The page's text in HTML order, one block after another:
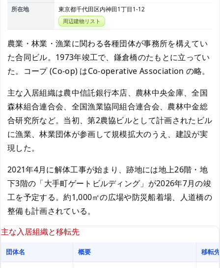
所在地
東京都千代田区内神田1丁目1-12
周辺建物リスト
農業・林業・漁業に関わる各種団体が事務所を構えてい
た合同ビル。1973年竣工で、鎌倉橋のたもとに立ってい
た。コープ (Co-op) はCo-operative Association の略。
主な入居組織は農中信託銀行本店、農林中央金庫、全国
森林組合連合会、全国漁業協同組合連合会、農林中金総
合研究所など。当初、第2農協ビルとして計画されたビル
に漁業、林業団体が参画して規模拡大のうえ、建設が実
現した。
2021年4月に解体工事が始まり、跡地には地上26階・地
下3階の「大手町ゲートビルディング」が2026年7月の竣
工を予定する。約1,000㎡の広場や防災船着場、人道橋の
整備も計画されている。
主な入居組織と移転先
団体名 概要 移転先